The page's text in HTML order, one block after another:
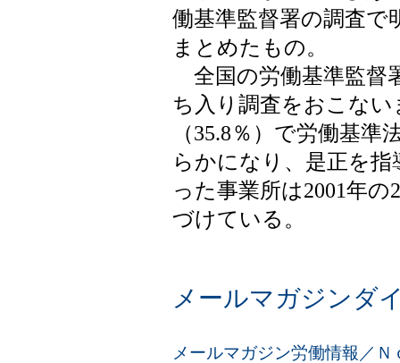
働基準監督署の調査で
まとめたもの。
全国の労働基準監督
ち入り調査をおこない
（35.8％）で労働基準
らかになり、是正を
った事業所は2001年の
づけている。
メールマガジンダ
メールマガジン労働情報／Ｎ